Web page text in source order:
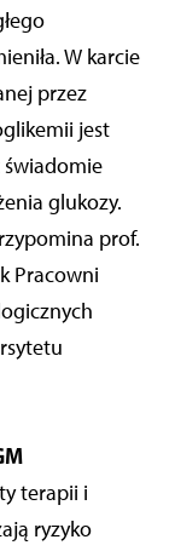
W karcie
przez
jest
glukozy.
prof.
Pracowni
terapii i
ryzyko